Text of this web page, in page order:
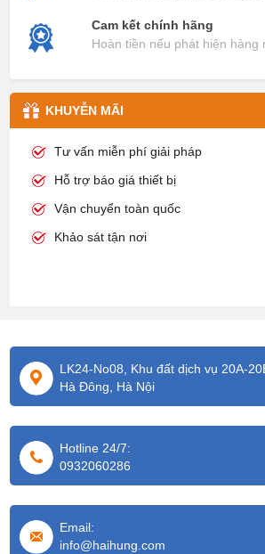
Cam kết chính hãng
Hoàn tiền nếu phát hiện hàng
KHUYỄN MÃI
Tư vấn miễn phí giải pháp
Hỗ trợ báo giá thiết bị
Vận chuyển toàn quốc
Khảo sát tận nơi
LK24-No08, Khu đất dịch vụ 20A-
Hà Đông, Hà Nội
Hotline 24/7:
0932060286
Email:
info@haihung.com